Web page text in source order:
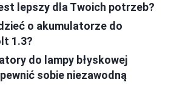
lepszy dla Twoich potrzeb?
o akumulatorze do
1.3?
do lampy błyskowej
sobie niezawodną